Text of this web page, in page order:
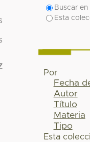
Buscar en
Esta
Por
Fecha
Autor
Título
Materia
Tipo
Esta